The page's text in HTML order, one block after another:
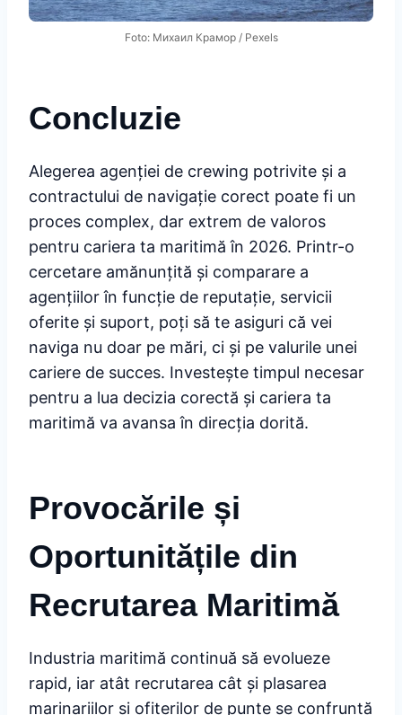
Foto: Михаил Крамор / Pexels
Concluzie
Alegerea agenției de crewing potrivite și a
contractului de navigație corect poate fi un
proces complex, dar extrem de valoros
pentru cariera ta maritimă în 2026. Printr-o
cercetare amănunțită și comparare a
agențiilor în funcție de reputație, servicii
oferite și suport, poți să te asiguri că vei
naviga nu doar pe mări, ci și pe valurile unei
cariere de succes. Investește timpul necesar
pentru a lua decizia corectă și cariera ta
maritimă va avansa în direcția dorită.
Provocările și
Oportunitățile din
Recrutarea Maritimă
Industria maritimă continuă să evolueze
rapid, iar atât recrutarea cât și plasarea
marinariilor și ofițerilor de punte se confruntă